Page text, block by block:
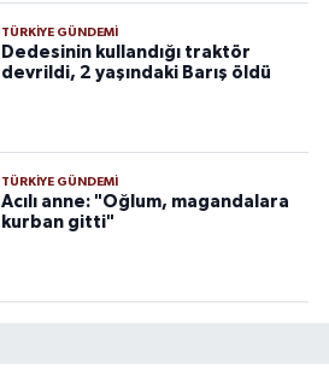
TÜRKIYE GÜNDEMI
Dedesinin kullandığı traktör
devrildi, 2 yaşındaki Barış öldü
TÜRKIYE GÜNDEMI
Acılı anne: "Oğlum, magandalara
kurban gitti"